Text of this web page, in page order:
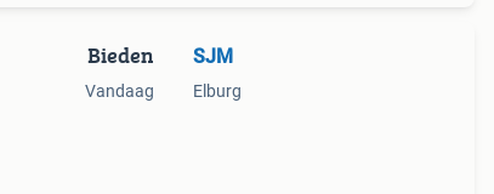
Bieden
Vandaag
SJM
Elburg